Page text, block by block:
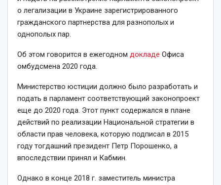
о легализации в Украине зарегистрированного
гражданского партнерства для разнополых и
однополых пар.
Об этом говорится в ежегодном докладе Офиса
омбудсмена 2020 года.
Министерство юстиции должно было разработать и
подать в парламент соответствующий законопроект
еще до 2020 года. Этот пункт содержался в плане
действий по реализации Национальной стратегии в
области прав человека, которую подписал в 2015
году тогдашний президент Петр Порошенко, а
впоследствии принял и Кабмин.
Однако в конце 2018 г. заместитель министра